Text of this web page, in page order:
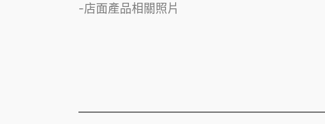
-店面產品相關照片